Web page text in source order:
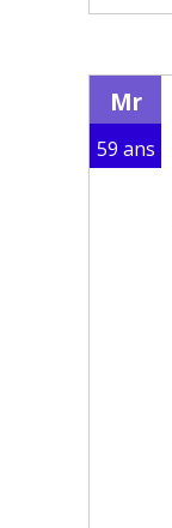
Mr
59 ans